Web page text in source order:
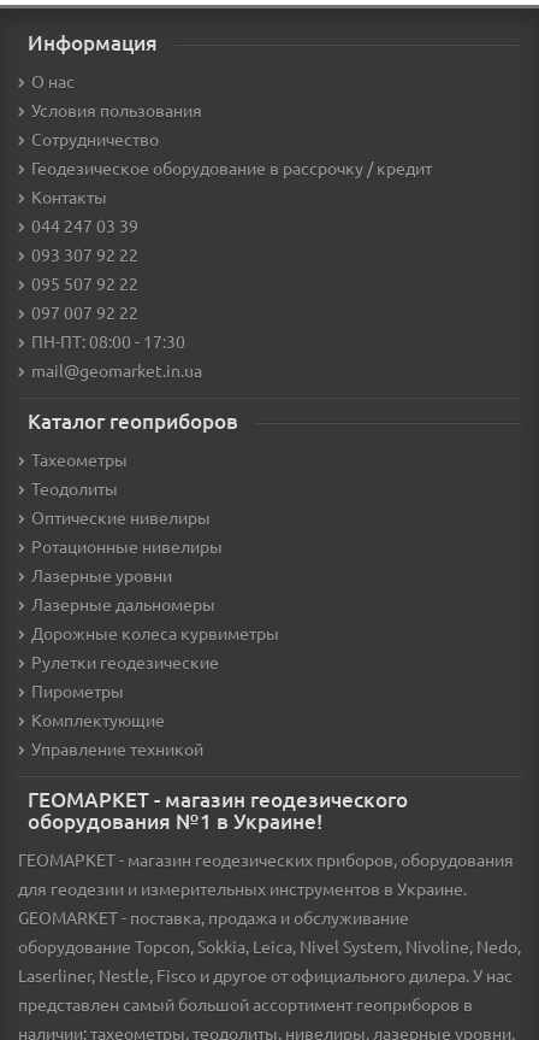
Информация
О нас
Условия пользования
Сотрудничество
Геодезическое оборудование в рассрочку / кредит
Контакты
044 247 03 39
093 307 92 22
095 507 92 22
097 007 92 22
ПН-ПТ: 08:00 - 17:30
mail@geomarket.in.ua
Каталог геоприборов
Тахеометры
Теодолиты
Оптические нивелиры
Ротационные нивелиры
Лазерные уровни
Лазерные дальномеры
Дорожные колеса курвиметры
Рулетки геодезические
Пирометры
Комплектующие
Управление техникой
ГЕОМАРКЕТ - магазин геодезического
оборудования №1 в Украине!
ГЕОМАРКЕТ - магазин геодезических приборов, оборудования
для геодезии и измерительных инструментов в Украине.
GEOMARKET - поставка, продажа и обслуживание
оборудование Topcon, Sokkia, Leica, Nivel System, Nivoline, Nedo,
Laserliner, Nestle, Fisco и другое от официального дилера. У нас
представлен самый большой ассортимент геоприборов в
наличии: тахеометры, теодолиты, нивелиры, лазерные уровни,